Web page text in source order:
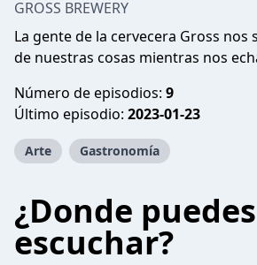
GROSS BREWERY
La gente de la cervecera Gross nos
de nuestras cosas mientras nos
Número de episodios: 9
Último episodio: 2023-01-23
Arte Gastronomía
¿Donde puedes
escuchar?